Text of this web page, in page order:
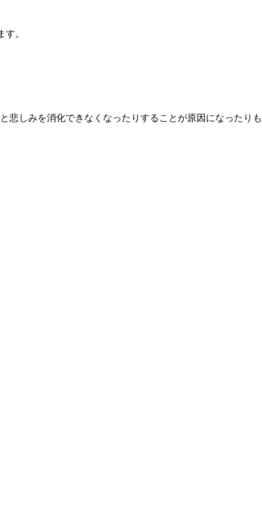
。
しみを消化できなくなったりすることが原因になったりも